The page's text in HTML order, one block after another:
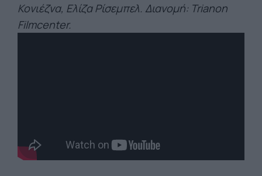
Κονιέζνα, Ελίζα Ρίσεμπελ. Διανομή: Trianon
Filmcenter.